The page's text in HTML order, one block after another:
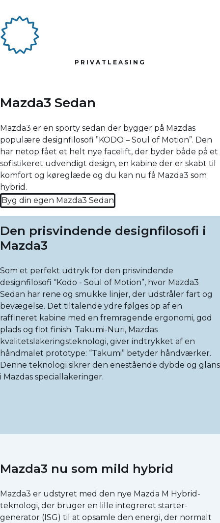
PRIVATLEASING
Mazda3 Sedan
Mazda3 er en sporty sedan der bygger på Mazdas
populære designfilosofi ”KODO – Soul of Motion”. Den
har netop fået et helt nye facelift, der byder både på et
sofistikeret udvendigt design, en kabine der er skabt til
komfort og køreglæde og du kan nu få Mazda3 som
hybrid.
Byg din egen Mazda3 Sedan
Den prisvindende designfilosofi i
Mazda3
Som et perfekt udtryk for den prisvindende
designfilosofi “Kodo - Soul of Motion”, hvor Mazda3
Sedan har rene og smukke linjer, der udstråler fart og
bevægelse. Det tiltalende ydre følges op af en
raffineret kabine med en fremragende ergonomi, god
plads og flot finish. Takumi-Nuri, Mazdas
kvalitetslakeringsteknologi, giver indtrykket af en
håndmalet prototype: “Takumi” betyder håndværker.
Denne teknologi sikrer den enestående dybde og glans
i Mazdas speciallakeringer.
Mazda3 nu som mild hybrid
Mazda3 er udstyret med den nye Mazda M Hybrid-
teknologi, der bruger en lille integreret starter-
generator (ISG) til at opsamle den energi, der normalt